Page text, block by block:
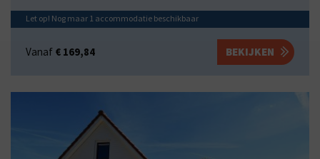
Let op! Nog maar 1 accommodatie beschikbaar
Vanaf € 169,84 BEKIJKEN